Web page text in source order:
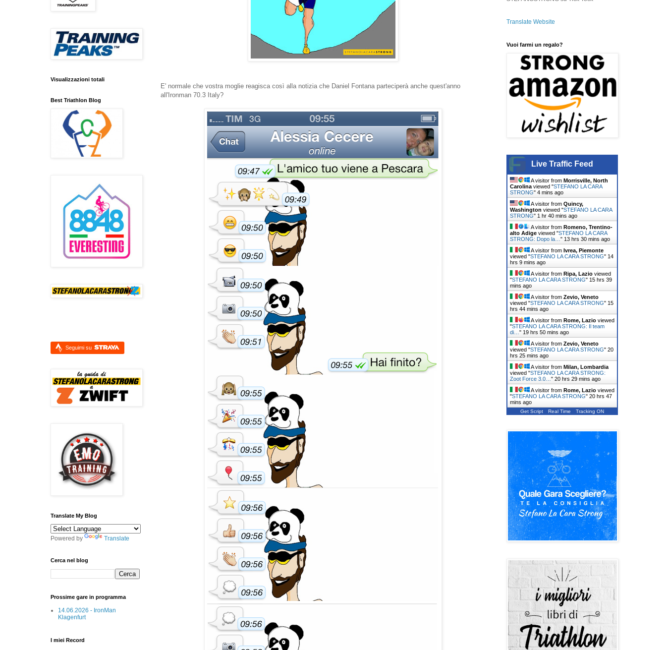
E' normale che vostra moglie reagisca così alla notizia che Daniel Fontana parteciperà anche quest'anno
all'Ironman 70.3 Italy?
Visualizzazioni totali
Best Triathlon Blog
Seguimi su
Translate My Blog
Powered by Translate
Cerca nel blog
Prossime gare in programma
14.06.2026 - IronMan
Klagenfurt
I miei Record
Translate Website
Vuoi farmi un regalo?
Live Traffic Feed
A visitor from Morrisville, North
Carolina viewed "STEFANO LA CARA
STRONG" 4 mins ago
A visitor from Quincy,
Washington viewed "STEFANO LA CARA
STRONG" 1 hr 40 mins ago
A visitor from Romeno, Trentino-
alto Adige viewed "STEFANO LA CARA
STRONG: Dopo la… " 13 hrs 30 mins ago
A visitor from Ivrea, Piemonte
viewed "STEFANO LA CARA STRONG" 14
hrs 9 mins ago
A visitor from Ripa, Lazio viewed
"STEFANO LA CARA STRONG" 15 hrs 39
mins ago
A visitor from Zevio, Veneto
viewed "STEFANO LA CARA STRONG" 15
hrs 44 mins ago
A visitor from Rome, Lazio viewed
"STEFANO LA CARA STRONG: Il team
di… " 19 hrs 50 mins ago
A visitor from Zevio, Veneto
viewed "STEFANO LA CARA STRONG" 20
hrs 25 mins ago
A visitor from Milan, Lombardia
viewed "STEFANO LA CARA STRONG:
Zoot Force 3.0… " 20 hrs 29 mins ago
A visitor from Rome, Lazio viewed
"STEFANO LA CARA STRONG" 20 hrs 47
mins ago
Get Script Real Time Tracking ON